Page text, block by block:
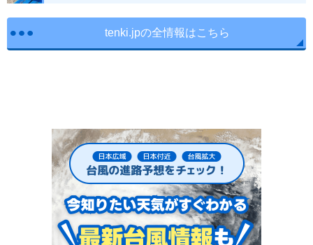
tenki.jpの全情報はこちら